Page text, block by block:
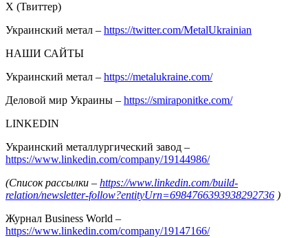
Х (Твиттер)
Украинский метал – https://twitter.com/MetalUkrainian
НАШИ САЙТЫ
Украинский метал – https://metalukraine.com/
Деловой мир Украины – https://smiraponitke.com/
LINKEDIN
Украинский металлургический завод –
https://www.linkedin.com/company/19144986/
(Список рассылки – https://www.linkedin.com/build-
relation/newsletter-follow?entityUrn=6984766393938292736 )
Журнал Business World –
https://www.linkedin.com/company/19147166/